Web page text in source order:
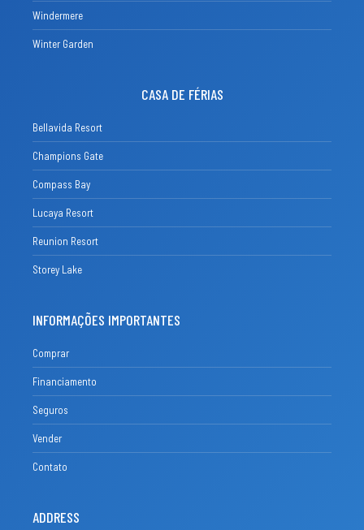
Windermere
Winter Garden
CASA DE FÉRIAS
Bellavida Resort
Champions Gate
Compass Bay
Lucaya Resort
Reunion Resort
Storey Lake
INFORMAÇÕES IMPORTANTES
Comprar
Financiamento
Seguros
Vender
Contato
ADDRESS